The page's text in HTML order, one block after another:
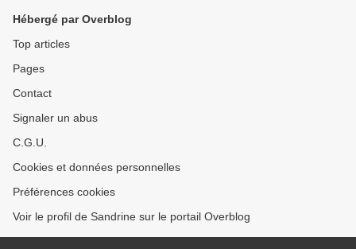
Hébergé par Overblog
Top articles
Pages
Contact
Signaler un abus
C.G.U.
Cookies et données personnelles
Préférences cookies
Voir le profil de Sandrine sur le portail Overblog